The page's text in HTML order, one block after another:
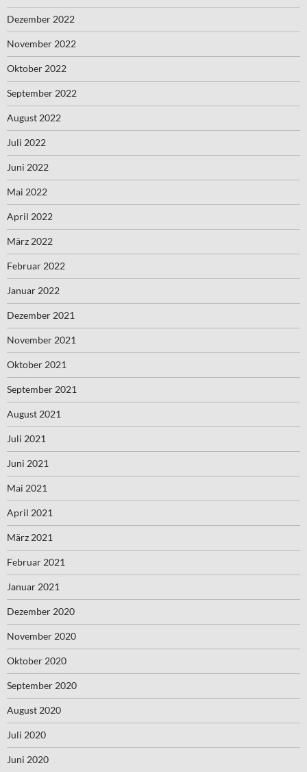
Dezember 2022
November 2022
Oktober 2022
September 2022
August 2022
Juli 2022
Juni 2022
Mai 2022
April 2022
März 2022
Februar 2022
Januar 2022
Dezember 2021
November 2021
Oktober 2021
September 2021
August 2021
Juli 2021
Juni 2021
Mai 2021
April 2021
März 2021
Februar 2021
Januar 2021
Dezember 2020
November 2020
Oktober 2020
September 2020
August 2020
Juli 2020
Juni 2020